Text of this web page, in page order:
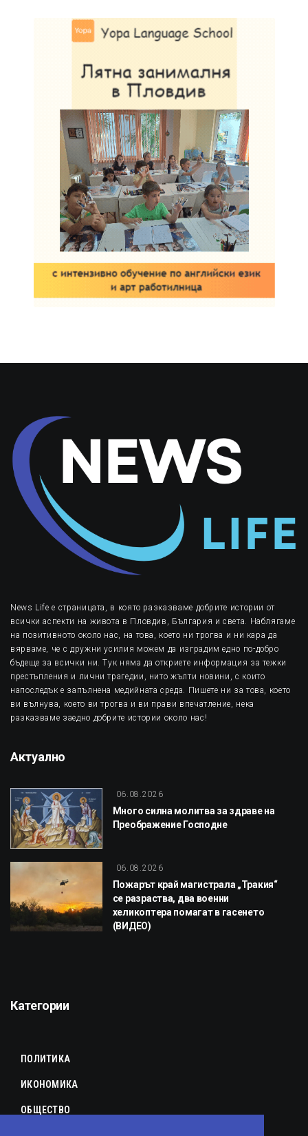
News Life е страницата, в която разказваме добрите истории от
всички аспекти на живота в Пловдив, България и света. Наблягаме
на позитивното около нас, на това, което ни трогва и ни кара да
вярваме, че с дружни усилия можем да изградим едно по-добро
бъдеще за всички ни. Тук няма да откриете информация за тежки
престъпления и лични трагедии, нито жълти новини, с които
напоследък е запълнена медийната среда. Пишете ни за това, което
ви вълнува, което ви трогва и ви прави впечатление, нека
разказваме заедно добрите истории около нас!
Актуално
06.08.2026
Много силна молитва за здраве на
Преображение Господне
06.08.2026
Пожарът край магистрала „Тракия“
се разраства, два военни
хеликоптера помагат в гасенето
(ВИДЕО)
Категории
ПОЛИТИКА
ИКОНОМИКА
ОБЩЕСТВО